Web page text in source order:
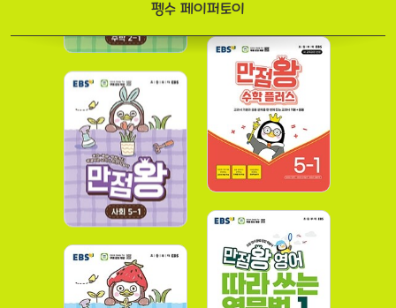
펭수 페이퍼토이